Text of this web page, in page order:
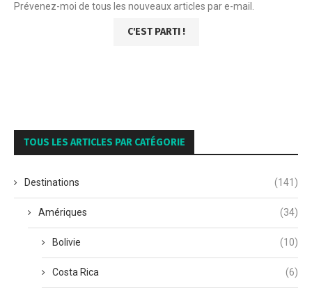
Prévenez-moi de tous les nouveaux articles par e-mail.
TOUS LES ARTICLES PAR CATÉGORIE
Destinations (141)
Amériques (34)
Bolivie (10)
Costa Rica (6)